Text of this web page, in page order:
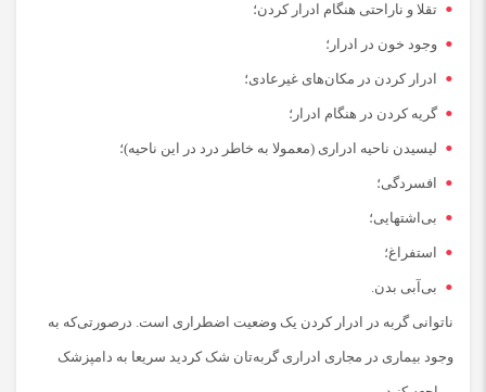
تقلا و ناراحتی هنگام ادرار کردن؛
وجود خون در ادرار؛
ادرار کردن در مکان‌های غیرعادی؛
گریه کردن در هنگام ادرار؛
لیسیدن ناحیه ادراری (معمولا به خاطر درد در این ناحیه)؛
افسردگی؛
بی‌اشتهایی؛
استفراغ؛
بی‌آبی بدن.
ناتوانی گربه در ادرار کردن یک وضعیت اضطراری است. درصورتی‌که به
وجود بیماری در مجاری ادراری گربه‌تان شک کردید سریعا به دامپزشک